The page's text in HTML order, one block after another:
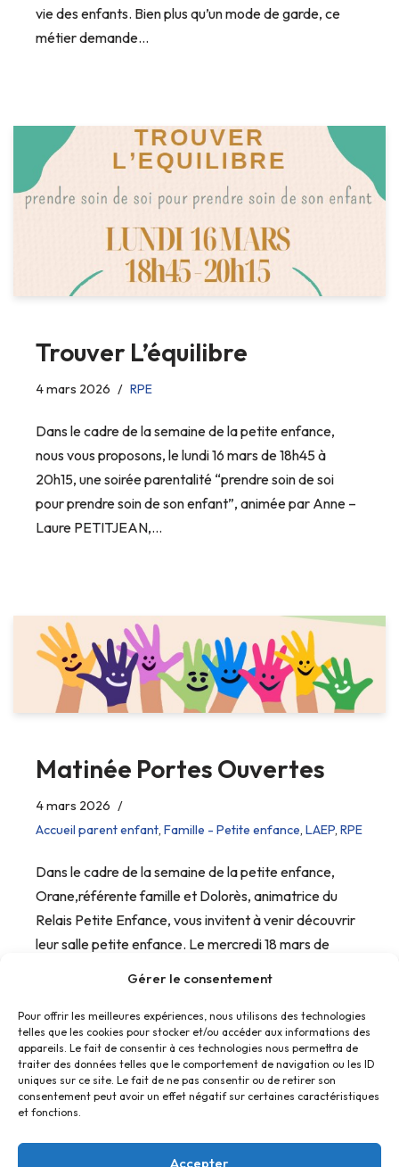
Gérer le consentement
Pour offrir les meilleures expériences, nous utilisons des technologies
telles que les cookies pour stocker et/ou accéder aux informations des
appareils. Le fait de consentir à ces technologies nous permettra de
traiter des données telles que le comportement de navigation ou les ID
uniques sur ce site. Le fait de ne pas consentir ou de retirer son
consentement peut avoir un effet négatif sur certaines caractéristiques
et fonctions.
Accepter
vie des enfants. Bien plus qu’un mode de garde, ce
métier demande…
Trouver L’équilibre
4 mars 2026 RPE
Dans le cadre de la semaine de la petite enfance,
nous vous proposons, le lundi 16 mars de 18h45 à
20h15, une soirée parentalité “prendre soin de soi
pour prendre soin de son enfant”, animée par Anne –
Laure PETITJEAN,…
Matinée Portes Ouvertes
4 mars 2026
Accueil parent enfant, Famille - Petite enfance, LAEP, RPE
Dans le cadre de la semaine de la petite enfance,
Orane,référente famille et Dolorès, animatrice du
Relais Petite Enfance, vous invitent à venir découvrir
leur salle petite enfance. Le mercredi 18 mars de